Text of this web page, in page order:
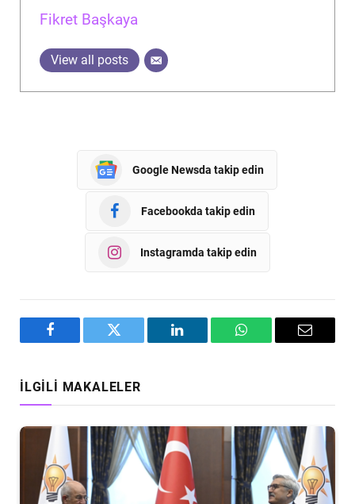
Fikret Başkaya
View all posts
Google Newsda takip edin
Facebookda takip edin
Instagramda takip edin
Facebook Twitter LinkedIn WhatsAppEmail
İLGILI MAKALELER